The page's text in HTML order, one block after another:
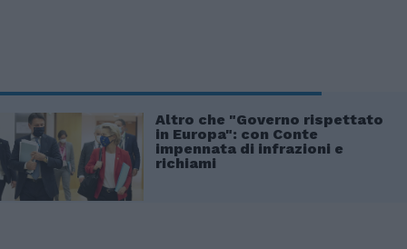
Altro che "Governo rispettato
in Europa": con Conte
impennata di infrazioni e
richiami